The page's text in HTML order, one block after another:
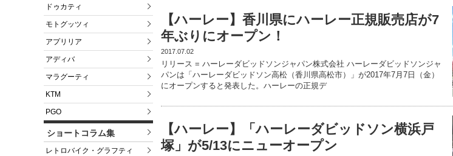
ドゥカティ
モトグッツィ
アプリリア
アディバ
マラグーティ
KTM
PGO
ショートコラム集
レトロバイク・グラフティ
【ハーレー】香川県にハーレー正規販売店が7
年ぶりにオープン！
2017.07.02
リリース = ハーレーダビッドソンジャパン株式会社 ハーレーダビッドソンジャ
パンは「ハーレーダビッドソン高松（香川県高松市）」が2017年7月7日（金）
にオープンすると発表した。ハーレーの正規デ
【ハーレー】「ハーレーダビッドソン横浜戸
塚」が5/13にニューオープン